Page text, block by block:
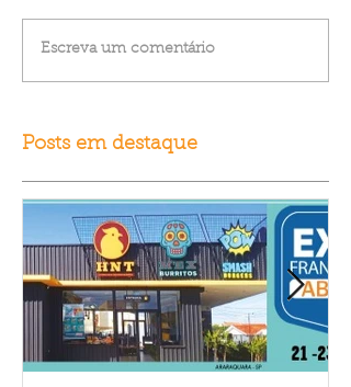
Escreva um comentário
Posts em destaque